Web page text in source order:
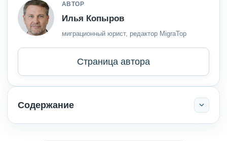
АВТОР
Илья Копыров
миграционный юрист, редактор MigraTop
Страница автора
Содержание